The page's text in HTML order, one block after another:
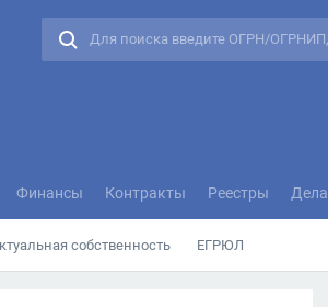
Финансы Контракты Реестры Дела
собственность ЕГРЮЛ